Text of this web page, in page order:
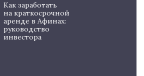
Как заработать
на краткосрочной
аренде в Афинах:
руководство
инвестора